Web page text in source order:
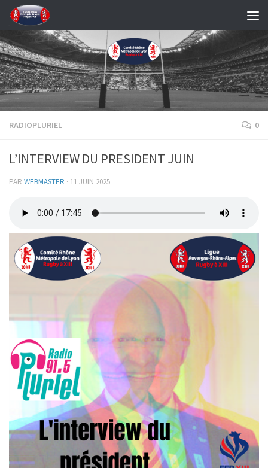
Skip to content
RADIOPLURIEL 0
L’INTERVIEW DU PRESIDENT JUIN
PAR WEBMASTER · 11 JUIN 2025